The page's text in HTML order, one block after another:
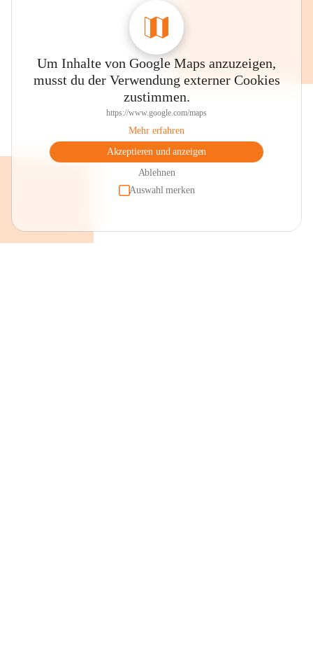
Um Inhalte von Google Maps anzuzeigen,
musst du der Verwendung externer Cookies
zustimmen.
https://www.google.com/maps
Mehr erfahren
Akzeptieren und anzeigen
Ablehnen
Auswahl merken